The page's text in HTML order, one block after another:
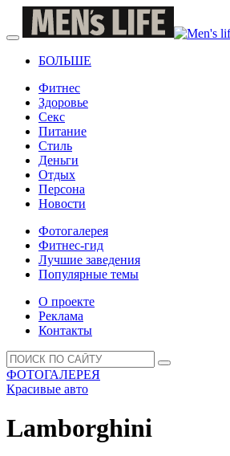
БОЛЬШЕ
Фитнес
Здоровье
Секс
Питание
Стиль
Деньги
Отдых
Персона
Новости
Фотогалерея
Фитнес-гид
Лучшие заведения
Популярные темы
О проекте
Реклама
Контакты
ФОТОГАЛЕРЕЯ
Красивые авто
Lamborghini